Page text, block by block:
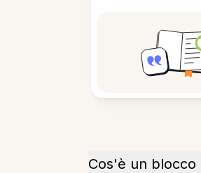
Cos'è un